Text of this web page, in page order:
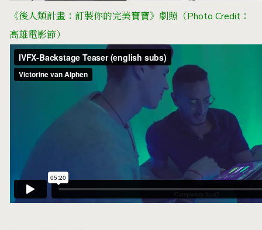
《後人類計畫：訂製你的完美寶寶》劇照（Photo Credit：
高雄電影節）